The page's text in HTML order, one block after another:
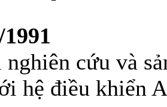
cứu và
hệ điều khiển